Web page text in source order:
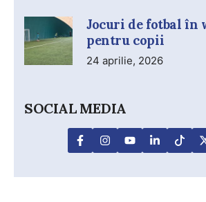
Jocuri de fotbal în
pentru copii
24 aprilie, 2026
SOCIAL MEDIA